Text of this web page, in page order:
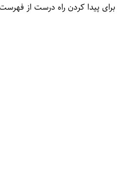
برای پیدا کردن راه درست از